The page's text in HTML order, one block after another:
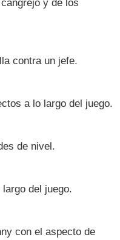
y de los
contra un jefe.
a lo largo del juego.
de nivel.
del juego.
con el aspecto de